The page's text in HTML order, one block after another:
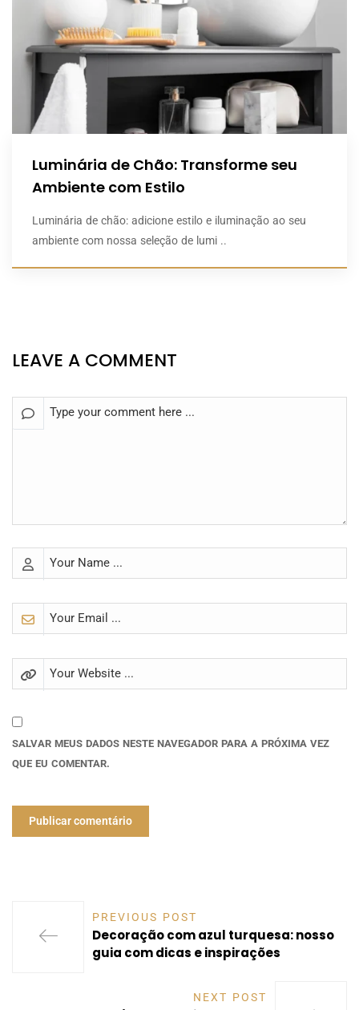
Luminária de Chão: Transforme seu
Ambiente com Estilo
Luminária de chão: adicione estilo e iluminação ao seu
ambiente com nossa seleção de lumi ..
LEAVE A COMMENT
SALVAR MEUS DADOS NESTE NAVEGADOR PARA A PRÓXIMA VEZ
QUE EU COMENTAR.
PREVIOUS POST
Decoração com azul turquesa: nosso
guia com dicas e inspirações
NEXT POST